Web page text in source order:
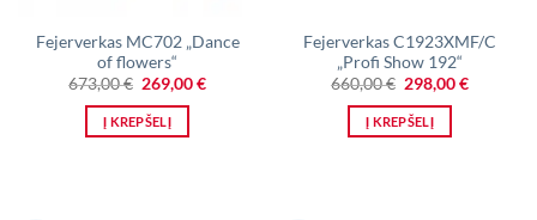
Fejerverkas MC702 „Dance
of flowers“
673,00€ Original
price
was:
673,00 €.
269,00€Current
Į KREPŠELĮ
Fejerverkas C1923XMF/C
„Profi Show 192“
660,00€ Original
price
was:
660,00 €.
298,00€Current
Į KREPŠELĮ